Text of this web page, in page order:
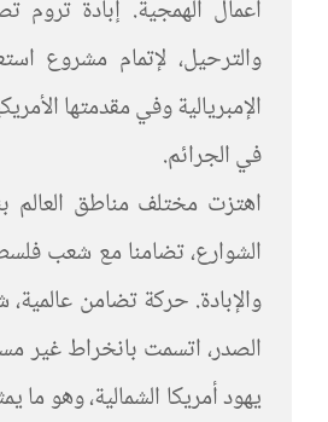
أعمال الهمجية. إبادة تروم
والترحيل، لإتمام مشروع
الإمبريالية وفي مقدمتها
في الجرائم.
اهتزت مختلف مناطق العالم
الشوارع، تضامنا مع شعب
والإبادة. حركة تضامن عالمية،
الصدر، اتسمت بانخراط غير
يهود أمريكا الشمالية، وهو